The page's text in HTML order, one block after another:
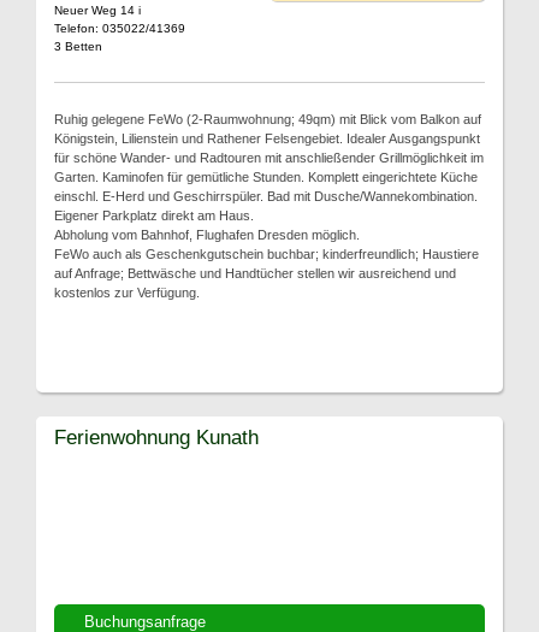
Neuer Weg 14 i
Telefon: 035022/41369
3 Betten
Ruhig gelegene FeWo (2-Raumwohnung; 49qm) mit Blick vom Balkon auf
Königstein, Lilienstein und Rathener Felsengebiet. Idealer Ausgangspunkt
für schöne Wander- und Radtouren mit anschließender Grillmöglichkeit im
Garten. Kaminofen für gemütliche Stunden. Komplett eingerichtete Küche
einschl. E-Herd und Geschirrspüler. Bad mit Dusche/Wannekombination.
Eigener Parkplatz direkt am Haus.
Abholung vom Bahnhof, Flughafen Dresden möglich.
FeWo auch als Geschenkgutschein buchbar; kinderfreundlich; Haustiere
auf Anfrage; Bettwäsche und Handtücher stellen wir ausreichend und
kostenlos zur Verfügung.
Buchungsanfrage
Ferienwohnung Kunath